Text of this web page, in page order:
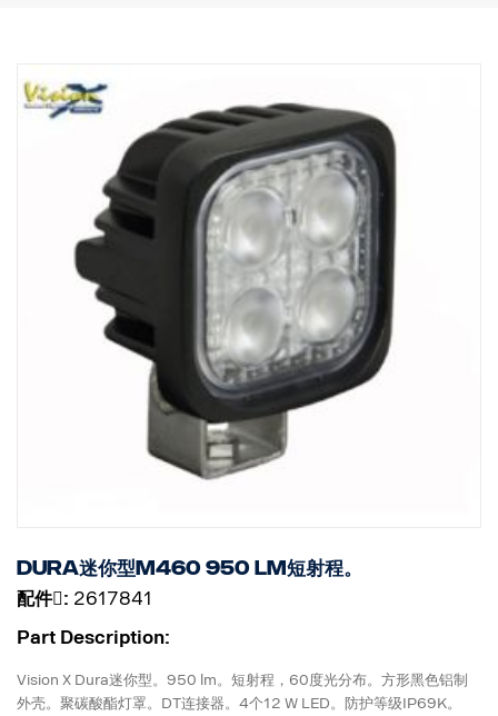
Dura迷你型M460 950 lm短射程。
配件􀌸: 2617841
Part Description:
Vision X Dura迷你型。950 lm。短射程，60度光分布。方形黑色铝制
外壳。聚碳酸酯灯罩。DT连接器。4个12 W LED。防护等级IP69K。